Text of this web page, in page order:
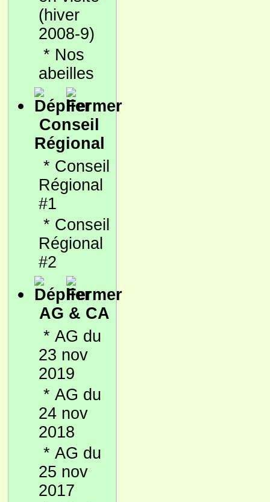
(hiver
2008-9)
* Nos
abeilles
Conseil
Régional
* Conseil
Régional
#1
* Conseil
Régional
#2
AG & CA
* AG du
23 nov
2019
* AG du
24 nov
2018
* AG du
25 nov
2017